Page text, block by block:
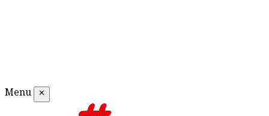
Menu ✕